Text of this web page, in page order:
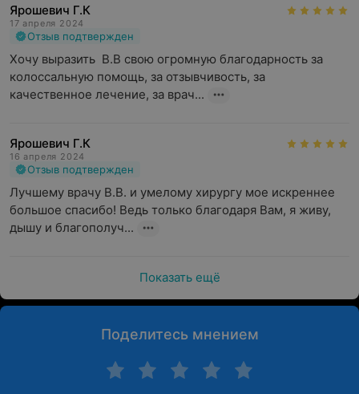
Ярошевич Г.К
17 апреля 2024
Отзыв подтвержден
Хочу выразить  В.В свою огромную благодарность за
колоссальную помощь, за отзывчивость, за
качественное лечение, за врач...
Ярошевич Г.К
16 апреля 2024
Отзыв подтвержден
Лучшему врачу В.В. и умелому хирургу мое искреннее
большое спасибо! Ведь только благодаря Вам, я живу,
дышу и благополуч...
Показать ещё
Поделитесь мнением